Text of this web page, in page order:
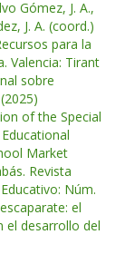
Gómez, J. A.,
J. A. (coord.)
para la
Valencia: Tirant
sobre
of the Special
Market
Revista
Núm.
el
el desarrollo del